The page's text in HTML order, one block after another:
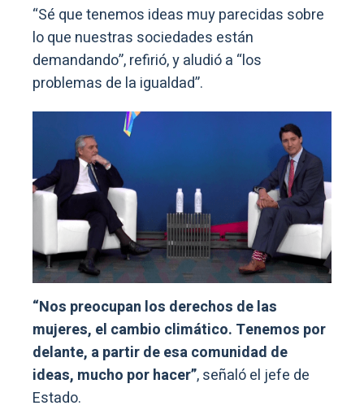
“Sé que tenemos ideas muy parecidas sobre
lo que nuestras sociedades están
demandando”, refirió, y aludió a “los
problemas de la igualdad”.
“Nos preocupan los derechos de las
mujeres, el cambio climático. Tenemos por
delante, a partir de esa comunidad de
ideas, mucho por hacer”, señaló el jefe de
Estado.